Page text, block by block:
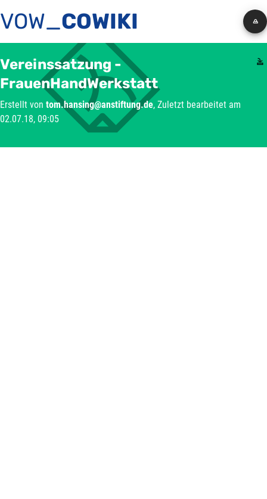
VOW_COWIKI
Vereinssatzung -
FrauenHandWerkstatt
Erstellt von tom.hansing@anstiftung.de, Zuletzt bearbeitet am
02.07.18, 09:05